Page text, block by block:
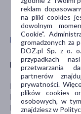
Pokaż wszystkie
Producent
FLOS MOKRSKO
Mokrsko 118
Mokrsko
reklam
na pliki cookies
dowolnym
Cookie".
gromadzonych za
DOZ.pl Sp. z o.
przypadkach
przetwarzania
partnerów
prywatności.
plików cookies
osobowych, w
znajdziesz w